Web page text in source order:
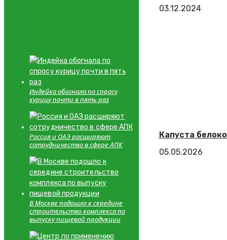
03.12.2024
Капуста
05.05.2026
Индейка обогнала по спросу
курицу почти в пять раз
Россия и ОАЭ расширяют
сотрудничество в сфере АПК
В Москве подошло к середине
строительство комплекса по
выпуску пищевой продукции